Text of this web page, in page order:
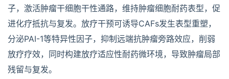
子，激活肿瘤干细胞干性通路，维持肿瘤细胞耐药表型，促
进化疗抵抗与复发。放疗干预可诱导CAFs发生表型重塑，
分泌PAI-1等特异性因子，抑制远端抗肿瘤旁路效应，削弱
放疗疗效，同时构建放疗适应性耐药微环境，导致肿瘤局部
残留与复发。